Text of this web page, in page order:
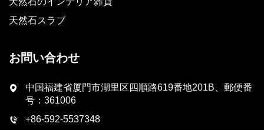
天然石スラブ
お問い合わせ
中国福建省厦門市湖里区四順路619番地201B、郵便番
号：361006
+86-592-5537348